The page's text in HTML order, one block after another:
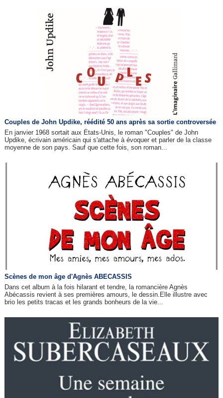
Couples de John Updike, réédité 50 ans après sa sortie controversée
En janvier 1968 sortait aux États-Unis, le roman "Couples" de John
Updike, écrivain américain qui s'attache à évoquer et parler de la classe
moyenne de son pays. Sauf que cette fois, son roman...
Scènes de mon âge d'Agnès ABECASSIS
Dans cet album à la fois hilarant et tendre, la romancière Agnès
Abécassis revient à ses premières amours, le dessin.Elle illustre avec
brio les petits tracas et les grands bonheurs de la vie...